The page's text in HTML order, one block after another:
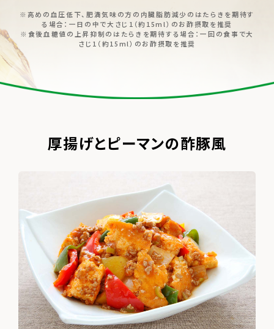
※高めの血圧低下、肥満気味の方の内臓脂肪減少のはたらきを期待す
る場合：一日の中で大さじ1（約15ml）のお酢摂取を推奨
※食後血糖値の上昇抑制のはたらきを期待する場合：一回の食事で大
さじ1（約15ml）のお酢摂取を推奨
厚揚げとピーマンの酢豚風